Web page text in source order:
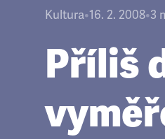
Kultura•16. 2. 2008•3
Příliš